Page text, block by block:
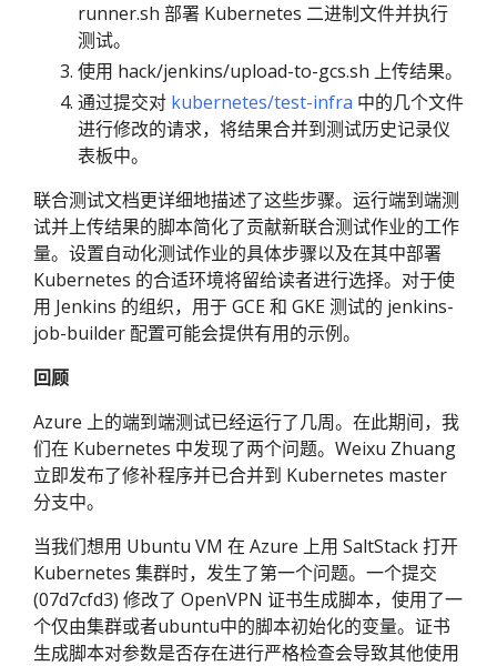
runner.sh 部署 Kubernetes 二进制文件并执行
测试。
使用 hack/jenkins/upload-to-gcs.sh 上传结果。
通过提交对 kubernetes/test-infra 中的几个文件
进行修改的请求，将结果合并到测试历史记录仪
表板中。
联合测试文档更详细地描述了这些步骤。运行端到端测
试并上传结果的脚本简化了贡献新联合测试作业的工作
量。设置自动化测试作业的具体步骤以及在其中部署
Kubernetes 的合适环境将留给读者进行选择。对于使
用 Jenkins 的组织，用于 GCE 和 GKE 测试的 jenkins-
job-builder 配置可能会提供有用的示例。
回顾
Azure 上的端到端测试已经运行了几周。在此期间，我
们在 Kubernetes 中发现了两个问题。Weixu Zhuang
立即发布了修补程序并已合并到 Kubernetes master
分支中。
当我们想用 Ubuntu VM 在 Azure 上用 SaltStack 打开
Kubernetes 集群时，发生了第一个问题。一个提交
(07d7cfd3) 修改了 OpenVPN 证书生成脚本，使用了一
个仅由集群或者ubuntu中的脚本初始化的变量。证书
生成脚本对参数是否存在进行严格检查会导致其他使用